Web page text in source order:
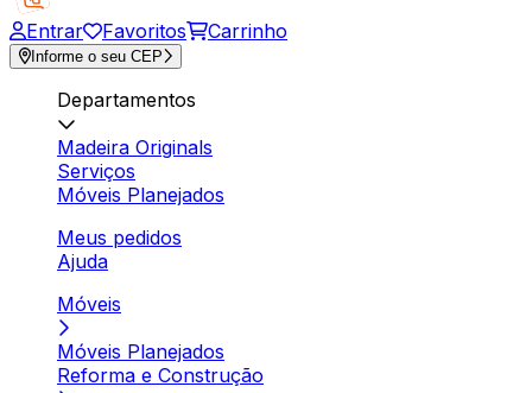
Entrar Favoritos Carrinho
Informe o seu CEP
Departamentos
Madeira Originals
Serviços
Móveis Planejados
Meus pedidos
Ajuda
Móveis
Móveis Planejados
Reforma e Construção